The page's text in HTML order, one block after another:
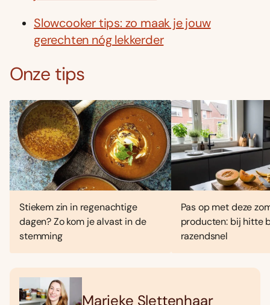
Slowcooker tips: zo maak je jouw
gerechten nóg lekkerder
Onze tips
Stiekem zin in regenachtige
dagen? Zo kom je alvast in de
stemming
Pas op met deze
producten: bij hitte
razendsnel
Marieke Slettenhaar